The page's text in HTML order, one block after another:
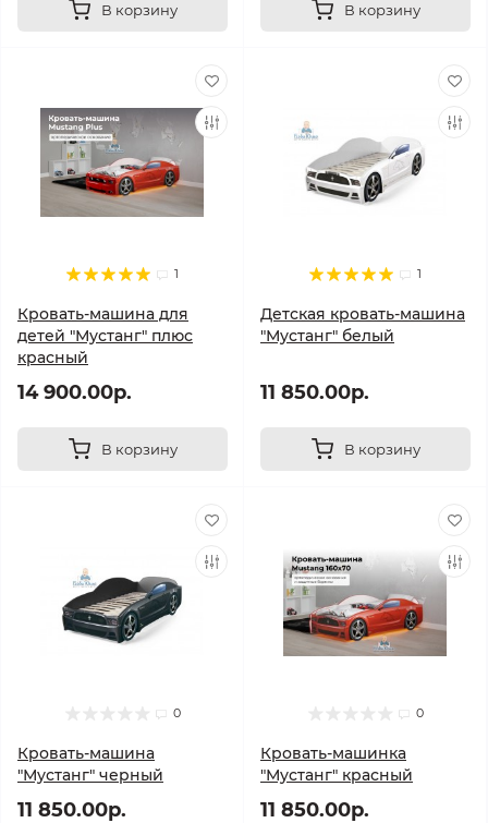
В корзину В корзину
1
Кровать-машина для
детей "Мустанг" плюс
красный
14 900.00р.
В корзину
1
Детская кровать-машина
"Мустанг" белый
11 850.00р.
В корзину
0
Кровать-машина
"Мустанг" черный
11 850.00р.
0
Кровать-машинка
"Мустанг" красный
11 850.00р.